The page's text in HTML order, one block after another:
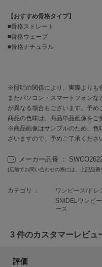
エミ
emmi atelier
エミ アトリエ
ETRÉ TOKYO
エトレトウキョウ
ey
アイ
FILA
フィラ
FRAY I.D
フレイアイディー
ファーファー
【おすすめ骨格タイプ】
■骨格ストレート
■骨格ウェーブ
■骨格ナチュラル
※照明の関係により、実際よりも
またパソコン・スマートフォン
が異なる場合もございます。予め
商品の色味は、商品単品画像をご
※商品画像はサンプルのため、色
ざいますので、予めご了承くださ
メーカー品番 ：
(店舗でお問い合わせの際には、上記品
カテゴリ ： ワンピース/ドレ
SNIDELワンピ
ース
3 件のカスタマーレビュ
評価